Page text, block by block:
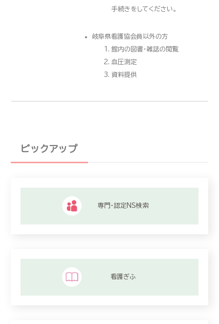
手続きをしてください。
岐阜県看護協会員以外の方
館内の図書・雑誌の閲覧
血圧測定
資料提供
ピックアップ
専門・認定NS検索
看護ぎふ